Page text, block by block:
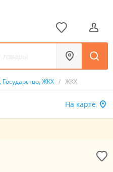
ЖКХ / ЖКХ
На карте